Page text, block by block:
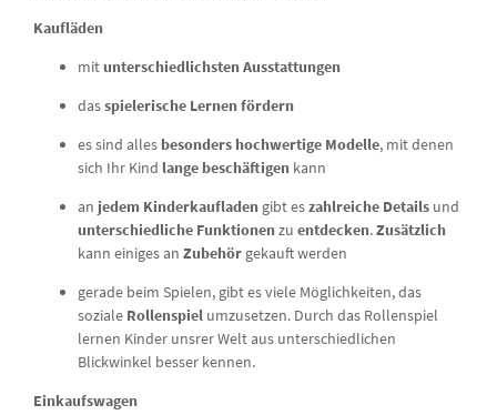
Kaufläden
mitunterschiedlichsten Ausstattungen
dasspielerische Lernen fördern
es sind alles besonders hochwertige Modelle, mit denen
sich Ihr Kind lange beschäftigen kann
an jedem Kinderkaufladen gibt eszahlreiche Details und
unterschiedliche Funktionenzu entdecken.Zusätzlich
kann einiges an Zubehör gekauft werden
gerade beim Spielen, gibt es viele Möglichkeiten, das
soziale Rollenspiel umzusetzen. Durch das Rollenspiel
lernen Kinder unsrer Welt aus unterschiedlichen
Blickwinkel besser kennen.
Einkaufswagen